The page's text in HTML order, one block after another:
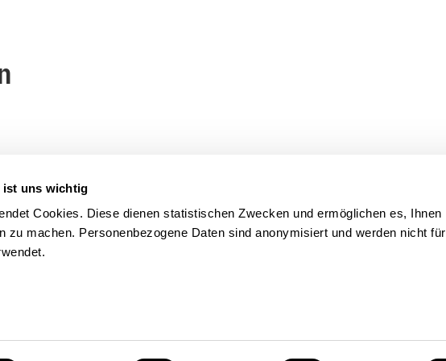
ist uns wichtig
Cookies. Diese dienen statistischen Zwecken und ermöglichen es, Ihnen
zu machen. Personenbezogene Daten sind anonymisiert und werden nicht für